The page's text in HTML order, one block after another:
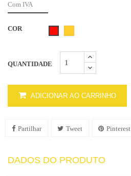
Com IVA
COR
QUANTIDADE
ADICIONAR AO CARRINHO
Partilhar Tweet Pinterest
DADOS DO PRODUTO